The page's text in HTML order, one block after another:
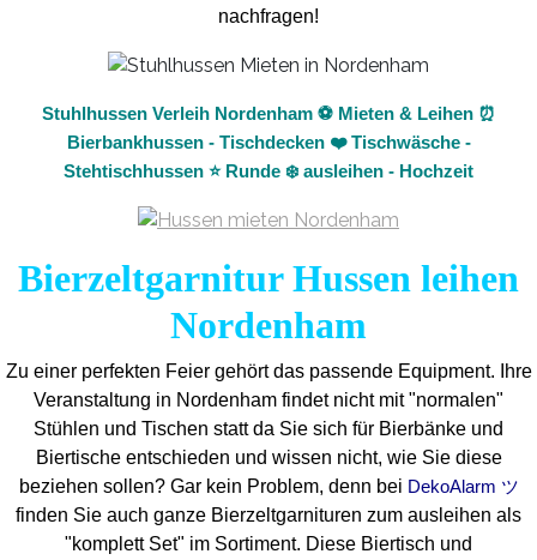
nachfragen!
Stuhlhussen Verleih Nordenham ⚽ Mieten & Leihen ⏰
Bierbankhussen - Tischdecken ❤️ Tischwäsche -
Stehtischhussen ⭐ Runde ❄️ ausleihen - Hochzeit
Bierzeltgarnitur Hussen leihen
Nordenham
Zu einer perfekten Feier gehört das passende Equipment.
Ihre
Veranstaltung in Nordenham findet nicht mit "normalen"
Stühlen und Tischen statt da Sie sich für Bierbänke und
Biertische entschieden und wissen nicht, wie Sie diese
beziehen sollen? Gar kein Problem, denn bei DekoAlarm ツ
finden Sie auch ganze Bierzeltgarnituren zum ausleihen als
"komplett Set" im Sortiment. Diese Biertisch und